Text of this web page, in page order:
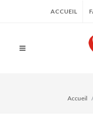
ACCUEIL
Accueil